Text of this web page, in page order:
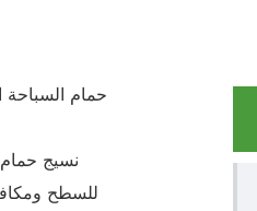
حمام السباحة
نسيج حمام
للسطح